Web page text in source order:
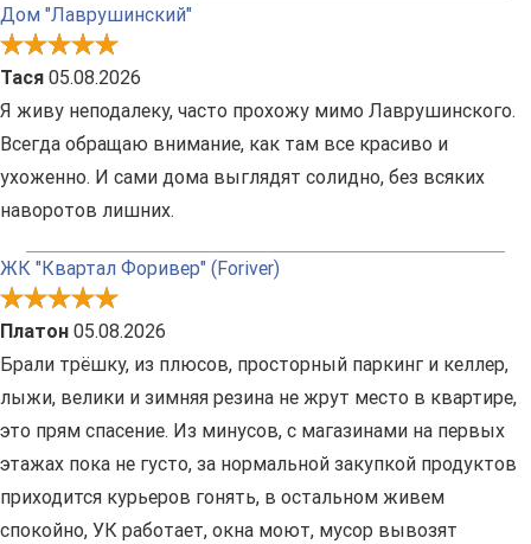
Дом "Лаврушинский"
Тася 05.08.2026
Я живу неподалеку, часто прохожу мимо Лаврушинского.
Всегда обращаю внимание, как там все красиво и
ухоженно. И сами дома выглядят солидно, без всяких
наворотов лишних.
ЖК "Квартал Форивер" (Foriver)
Платон 05.08.2026
Брали трёшку, из плюсов, просторный паркинг и келлер,
лыжи, велики и зимняя резина не жрут место в квартире,
это прям спасение. Из минусов, с магазинами на первых
этажах пока не густо, за нормальной закупкой продуктов
приходится курьеров гонять, в остальном живем
спокойно, УК работает, окна моют, мусор вывозят